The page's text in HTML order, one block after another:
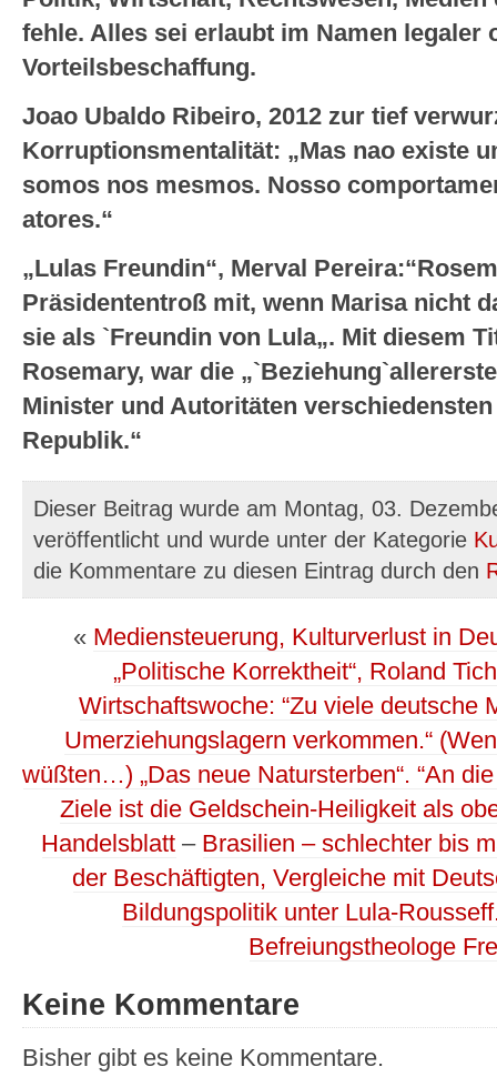
fehle. Alles sei erlaubt im Namen legaler
Vorteilsbeschaffung.
Joao Ubaldo Ribeiro, 2012 zur tief
Korruptionsmentalität: „Mas nao existe
somos nos mesmos. Nosso
atores.“
„Lulas Freundin“, Merval
Präsidententroß mit, wenn Marisa nicht
sie als `Freundin von Lula„. Mit diesem
Rosemary, war die
Minister und Autoritäten
Republik.“
Dieser Beitrag wurde am Montag, 03.
veröffentlicht und wurde unter der Kategorie
die Kommentare zu diesen Eintrag durch den
« Mediensteuerung, Kulturverlust in
„Politische Korrektheit“, Roland
Wirtschaftswoche: “Zu viele deutsche
Umerziehungslagern verkommen.“
wüßten…) „Das neue Natursterben“. “An
Ziele ist die Geldschein-Heiligkeit als
Handelsblatt – Brasilien – schlechter bis
der Beschäftigten, Vergleiche mit
Bildungspolitik unter Lula-
Befreiungstheologe
Keine Kommentare
Bisher gibt es keine Kommentare.